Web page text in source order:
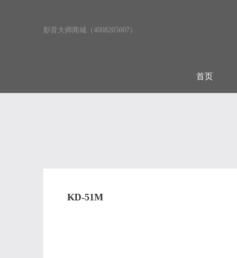
影音大师商城（4008205607）
首页
KD-51M